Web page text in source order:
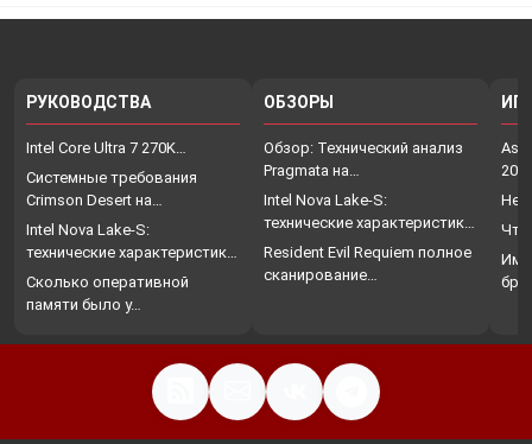
РУКОВОДСТВА
Intel Core Ultra 7 270K…
Системные требования
Crimson Desert на…
Intel Nova Lake-S:
технические характеристики,
…
Сколько оперативной
памяти было у…
ОБЗОРЫ
Обзор: Технический анализ
Pragmata на…
Intel Nova Lake-S:
технические характеристики,
…
Resident Evil Requiem полное
сканирование…
Что